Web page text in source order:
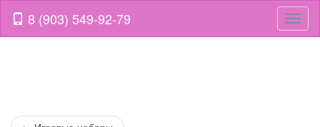
8 (903) 549-92-79